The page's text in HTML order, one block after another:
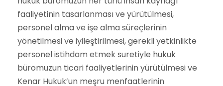
faaliyetinin tasarlanması ve yürütülmesi,
personel alma ve işe alma süreçlerinin
yönetilmesi ve iyileştirilmesi, gerekli yetkinlikte
personel istihdam etmek suretiyle hukuk
büromuzun ticari faaliyetlerinin yürütülmesi ve
Kenar Hukuk’un meşru menfaatlerinin